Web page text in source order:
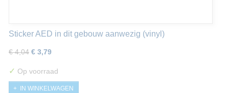
Sticker AED in dit gebouw aanwezig (vinyl)
€ 4,04 € 3,79
✓ Op voorraad
IN WINKELWAGEN